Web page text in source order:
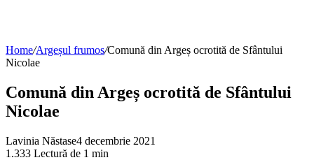
Home/Argeșul frumos/Comună din Argeș ocrotită de Sfântului
Nicolae
Comună din Argeș ocrotită de Sfântului
Nicolae
Lavinia Năstase4 decembrie 2021
1.333 Lectură de 1 min